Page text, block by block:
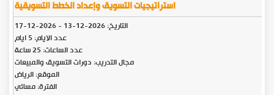
استراتيجيات التسويق وإعداد الخطط التسويقية
التاريخ:2026-12-13
-
2026-12-17
عدد الايام: 5 ايام
عدد الساعات: 25 ساعة
مجال التدريب: دورات التسويق والمبيعات
الموقع: الرياض
الفترة: مسائي